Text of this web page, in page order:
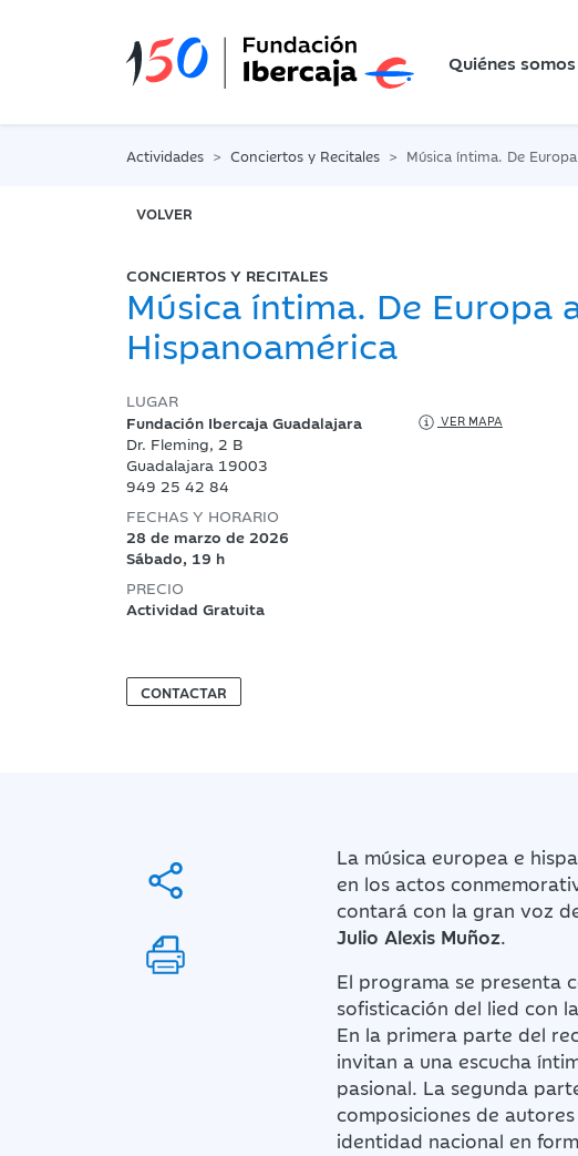
Quiénes somos
Actividades Conciertos y Recitales Música íntima. De Europa a
VOLVER
CONCIERTOS Y RECITALES
Música íntima. De Europa
Hispanoamérica
LUGAR
Fundación Ibercaja Guadalajara
VER MAPA
Dr. Fleming, 2 B
Guadalajara 19003
949 25 42 84
FECHAS Y HORARIO
28 de marzo de 2026
Sábado, 19 h
PRECIO
Actividad Gratuita
CONTACTAR
La música europea e
en los actos
contará con la gran voz
Julio Alexis Muñoz.
El programa se presenta
sofisticación del lied con
En la primera parte del
invitan a una escucha
pasional. La segunda
composiciones de
identidad nacional en